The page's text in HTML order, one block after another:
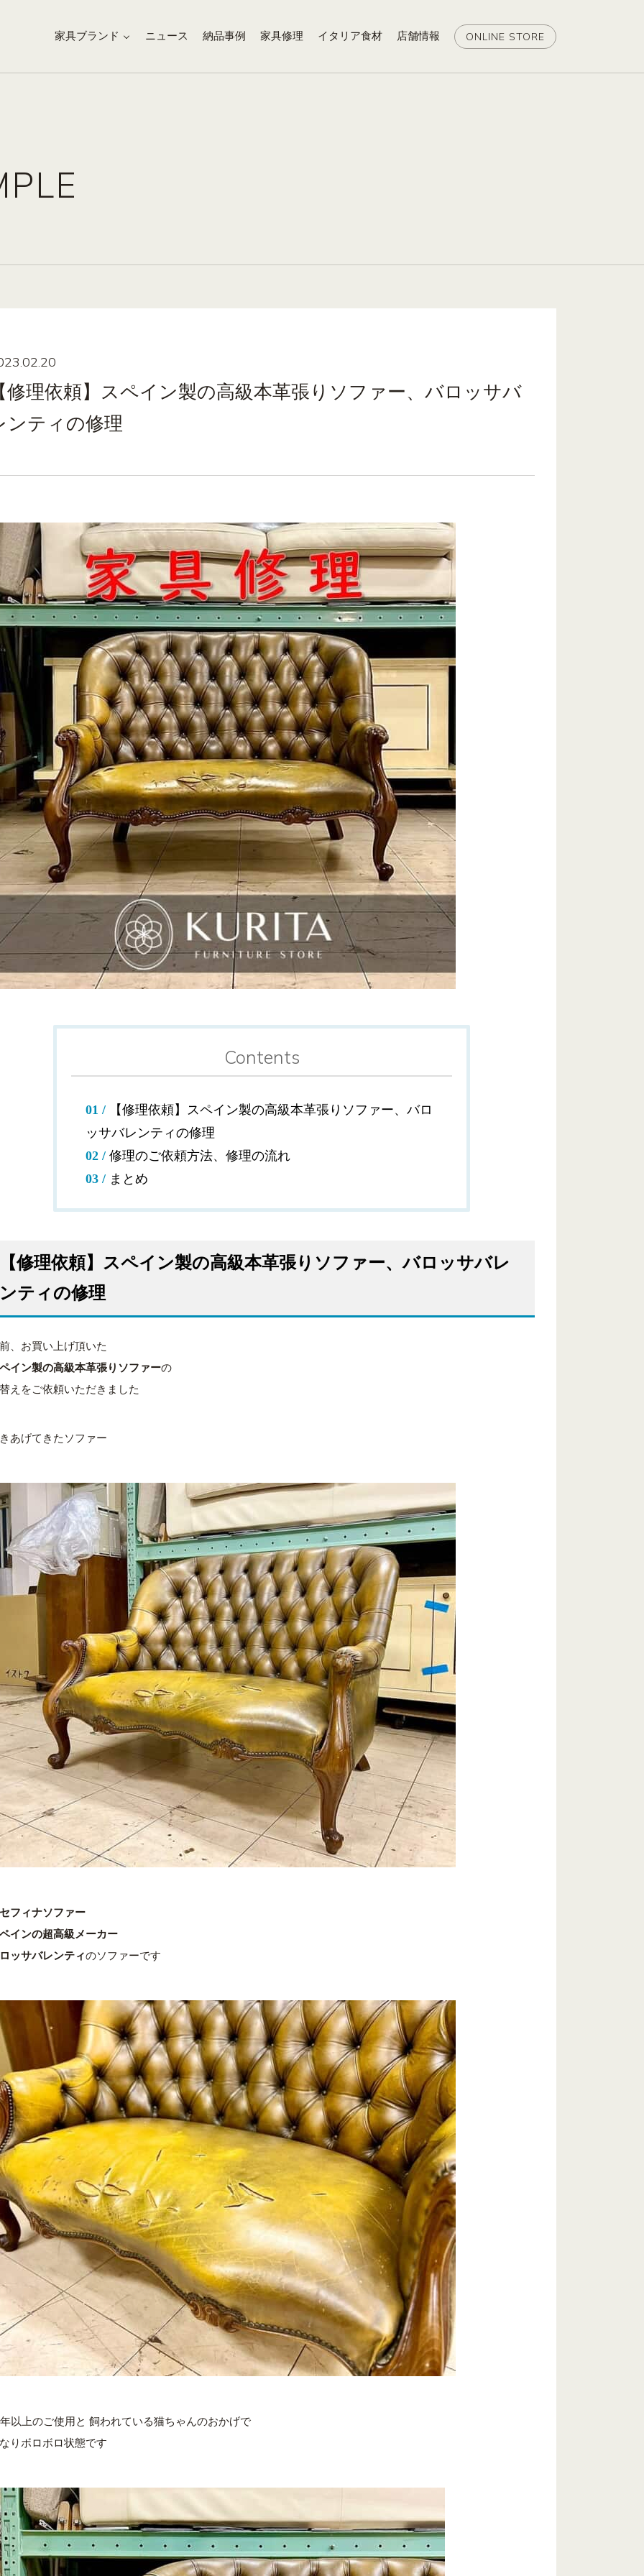
家具ブランド ニュース 納品事例 家具修理 イタリア食材 店舗情報 ONLINE STORE
修理依頼】スペイン製の高級本革張りソファー、バロッサバ
ンティの修理
Contents
【修理依頼】スペイン製の高級本革張りソファー、バロ
ッサバレンティの修理
修理のご依頼方法、修理の流れ
まとめ
【修理依頼】スペイン製の高級本革張りソファー、バロッサバレ
ンティの修理
、お買い上げ頂いた
イン製の高級本革張りソファーの
えをご依頼いただきました
あげてきたソファー
フィナソファー
インの超高級メーカー
ッサバレンティのソファーです
以上のご使用と 飼われている猫ちゃんのおかげで
りボロボロ状態です